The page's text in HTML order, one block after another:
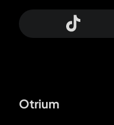
Otrium